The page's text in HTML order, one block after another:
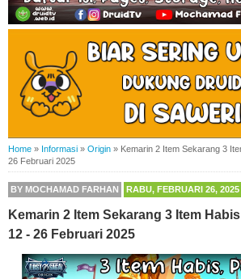
Home » Informasi » Origin » Kemarin 2 Item Sekarang 3
26 Februari 2025
BY MOCHAMAD FARHAN RABU, FEBRUARI 26, 2025
Kemarin 2 Item Sekarang 3 Item
12 - 26 Februari 2025